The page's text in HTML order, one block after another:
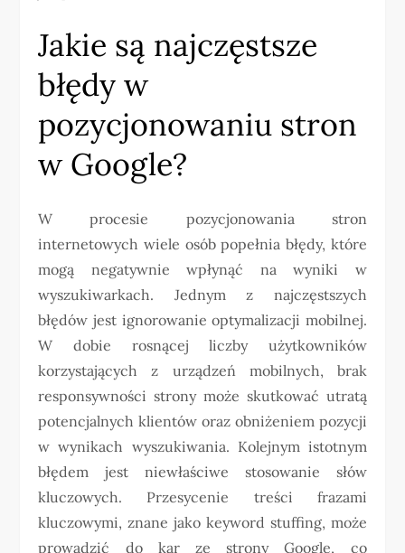
Jakie są najczęstsze
błędy w
pozycjonowaniu stron
w Google?
W procesie pozycjonowania stron
internetowych wiele osób popełnia błędy, które
mogą negatywnie wpłynąć na wyniki w
wyszukiwarkach. Jednym z najczęstszych
błędów jest ignorowanie optymalizacji mobilnej.
W dobie rosnącej liczby użytkowników
korzystających z urządzeń mobilnych, brak
responsywności strony może skutkować utratą
potencjalnych klientów oraz obniżeniem pozycji
w wynikach wyszukiwania. Kolejnym istotnym
błędem jest niewłaściwe stosowanie słów
kluczowych. Przesycenie treści frazami
kluczowymi, znane jako keyword stuffing, może
prowadzić do kar ze strony Google, co